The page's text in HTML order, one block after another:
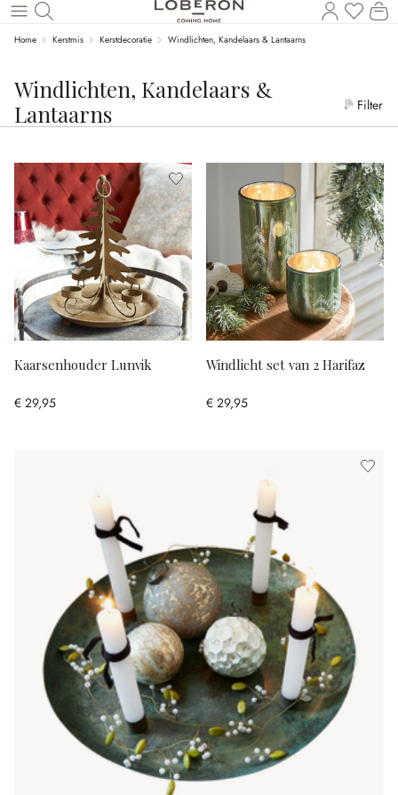
Naar de hoofdinhoud
Home Kerstmis Kerstdecoratie Windlichten, Kandelaars & Lantaarns
Windlichten, Kandelaars &
Lantaarns
Filter
Kaarsenhouder Lunvik
€ 29,95
Windlicht set van 2 Harifaz
€ 29,95